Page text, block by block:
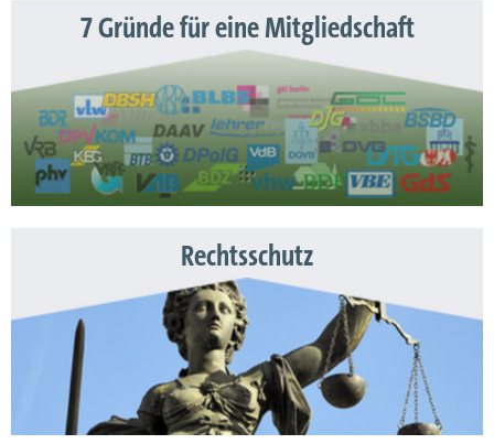
7 Gründe für eine Mitgliedschaft
Rechtsschutz